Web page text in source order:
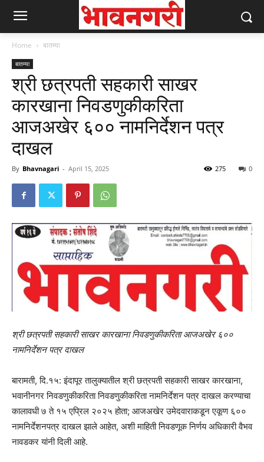
Home बातम्या
बातम्या
श्री छत्रपती सहकारी साखर
कारखाना निवडणुकीकरिता
आजअखेर ६०० नामनिर्देशन पत्र
दाखल
By Bhavnagari - April 15, 2025 0
275
श्री छत्रपती सहकारी साखर कारखाना निवडणुकीकरिता आजअखेर ६००
नामनिर्देशन पत्र दाखल
बारामती, दि.१५: इंदापूर तालुक्यातील श्री छत्रपती सहकारी साखर कारखाना,
भवानीनगर निवडणुकीकरिता निवडणुकीकरिता नामनिर्देशन पत्र दाखल करण्याचा
कालावधी ७ ते १५ एप्रिल २०२५ होता; आजअखेर उमेदवाराकडून एकूण ६००
नामनिर्देशनपत्र दाखल झाले आहेत, अशी माहिती निवडणूक निर्णय अधिकारी वैभव
नावडकर यांनी दिली आहे.